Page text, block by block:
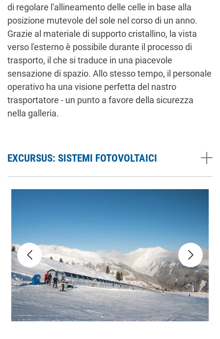
di regolare l'allineamento delle celle in base alla
posizione mutevole del sole nel corso di un anno.
Grazie al materiale di supporto cristallino, la vista
verso l'esterno è possibile durante il processo di
trasporto, il che si traduce in una piacevole
sensazione di spazio. Allo stesso tempo, il personale
operativo ha una visione perfetta del nastro
trasportatore - un punto a favore della sicurezza
nella galleria.
EXCURSUS: SISTEMI FOTOVOLTAICI